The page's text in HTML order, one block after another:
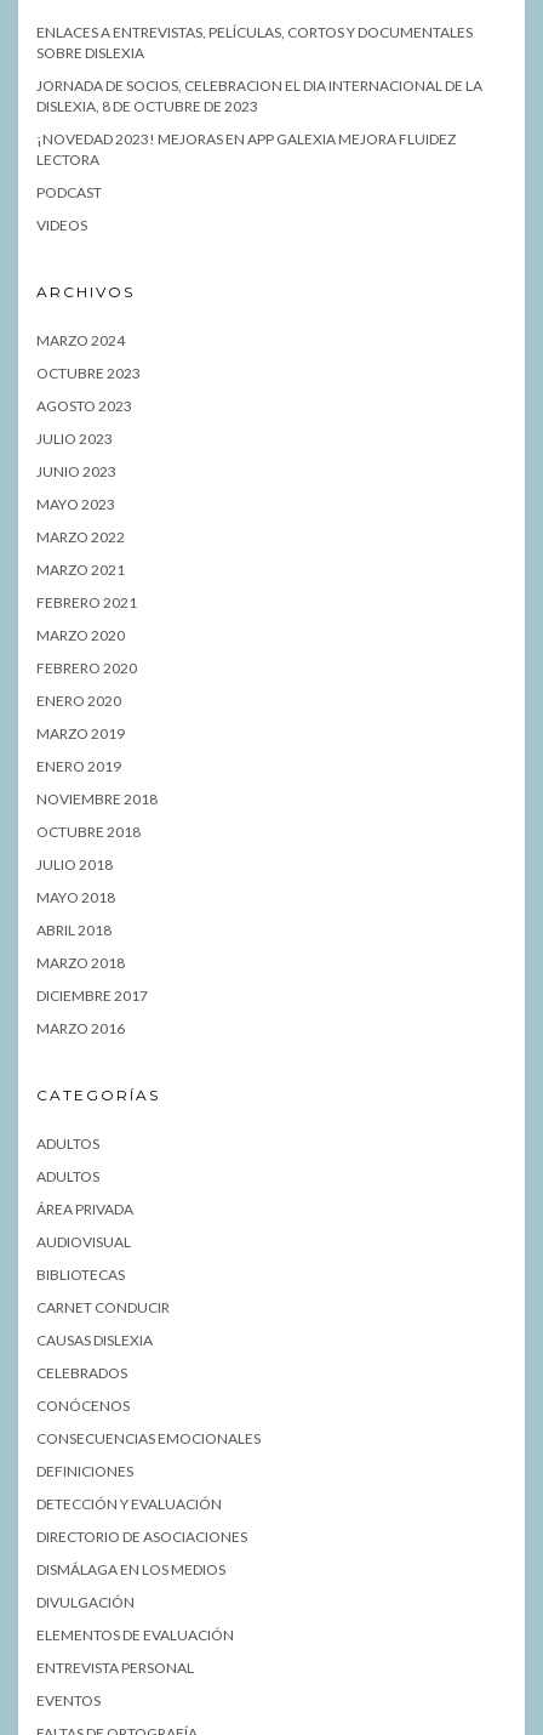
ENLACES A ENTREVISTAS, PELÍCULAS, CORTOS Y DOCUMENTALES
SOBRE DISLEXIA
JORNADA DE SOCIOS, CELEBRACION EL DIA INTERNACIONAL DE LA
DISLEXIA, 8 DE OCTUBRE DE 2023
¡NOVEDAD 2023! MEJORAS EN APP GALEXIA MEJORA FLUIDEZ
LECTORA
PODCAST
VIDEOS
ARCHIVOS
MARZO 2024
OCTUBRE 2023
AGOSTO 2023
JULIO 2023
JUNIO 2023
MAYO 2023
MARZO 2022
MARZO 2021
FEBRERO 2021
MARZO 2020
FEBRERO 2020
ENERO 2020
MARZO 2019
ENERO 2019
NOVIEMBRE 2018
OCTUBRE 2018
JULIO 2018
MAYO 2018
ABRIL 2018
MARZO 2018
DICIEMBRE 2017
MARZO 2016
CATEGORÍAS
ADULTOS
ADULTOS
ÁREA PRIVADA
AUDIOVISUAL
BIBLIOTECAS
CARNET CONDUCIR
CAUSAS DISLEXIA
CELEBRADOS
CONÓCENOS
CONSECUENCIAS EMOCIONALES
DEFINICIONES
DETECCIÓN Y EVALUACIÓN
DIRECTORIO DE ASOCIACIONES
DISMÁLAGA EN LOS MEDIOS
DIVULGACIÓN
ELEMENTOS DE EVALUACIÓN
ENTREVISTA PERSONAL
EVENTOS